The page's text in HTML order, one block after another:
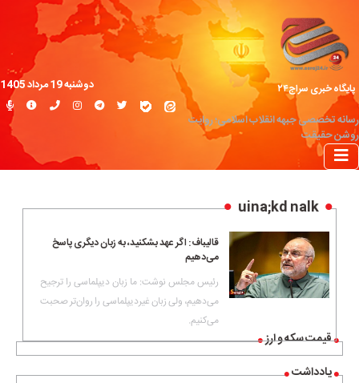
پایگاه خبری سراج۲۴
رسانه تخصصی جبهه انقلاب اسلامی؛ روایت
روشن حقیقت
دوشنبه 19 مرداد 1405
قیمت سکه و ارز
یادداشت
uina;kd nalk
قالیباف: اگر عهد بشکنید، به زبان دیگری پاسخ
می‌دهیم
رئیس مجلس نوشت: ما زبان دیپلماسی را ترجیح
می‌دهیم، ولی زبان‌ غیردیپلماسی را روان‌تر صحبت
می‌کنیم.